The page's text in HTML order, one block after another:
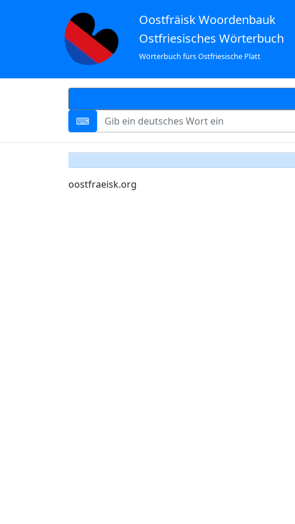
Oostfräisk Woordenbauk
Ostfriesisches Wörterbuch
Wörterbuch fürs Ostfriesische Platt
oostfraeisk.org